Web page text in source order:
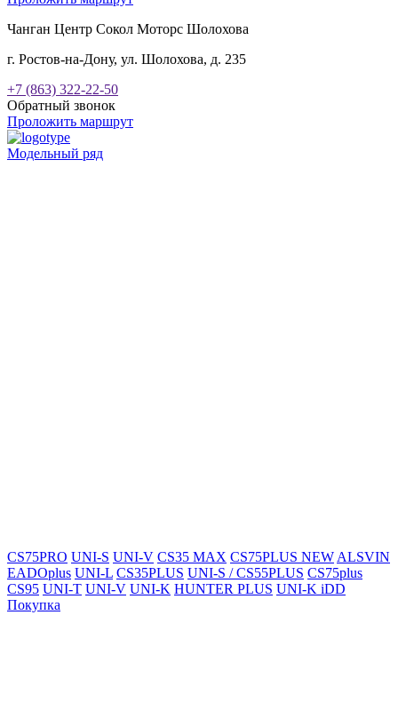
Чанган Центр Сокол Моторс Шолохова
г. Ростов-на-Дону, ул. Шолохова, д. 235
+7 (863) 322-22-50
Обратный звонок
Проложить маршрут
Модельный ряд
CS75PRO UNI-S UNI-V CS35 MAX CS75PLUS NEW ALSVIN
EADOplus UNI-L CS35PLUS UNI-S / CS55PLUS CS75plus
CS95 UNI-T UNI-V UNI-K HUNTER PLUS UNI-K iDD
Покупка